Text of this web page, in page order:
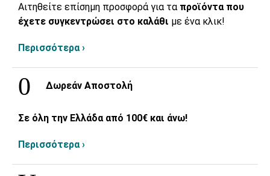
Αιτηθείτε επίσημη προσφορά για τα προϊόντα που
έχετε συγκεντρώσει στο καλάθι με ένα κλικ!
Περισσότερα ›
Δωρεάν Αποστολή
Σε όλη την Ελλάδα από 100€ και άνω!
Περισσότερα ›